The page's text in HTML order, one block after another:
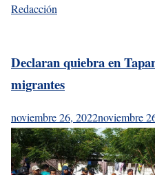
Redacción
Declaran quiebra en
migrantes
noviembre 26, 2022noviembre